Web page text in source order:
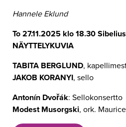
Hannele Eklund
To 27.11.2025 klo 18.30
NÄYTTELYKUVIA
TABITA BERGLUND,
JAKOB KORANYI, sello
Antonín Dvořák: Sellokonsertto
Modest Musorgski, ork.